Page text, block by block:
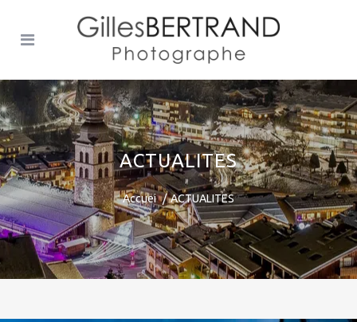
ACTUALITES
Accuei ACTUALITES